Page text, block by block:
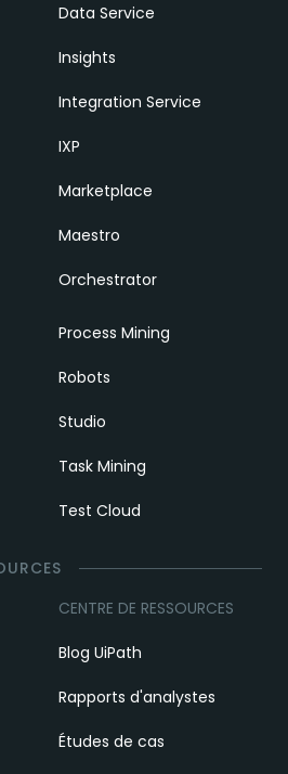
Data Service
Insights
Integration Service
IXP
Marketplace
Maestro
Orchestrator
Process Mining
Robots
Studio
Task Mining
Test Cloud
CENTRE DE RESSOURCES
Blog UiPath
Rapports d'analystes
Études de cas